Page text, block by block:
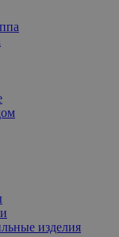
изделия